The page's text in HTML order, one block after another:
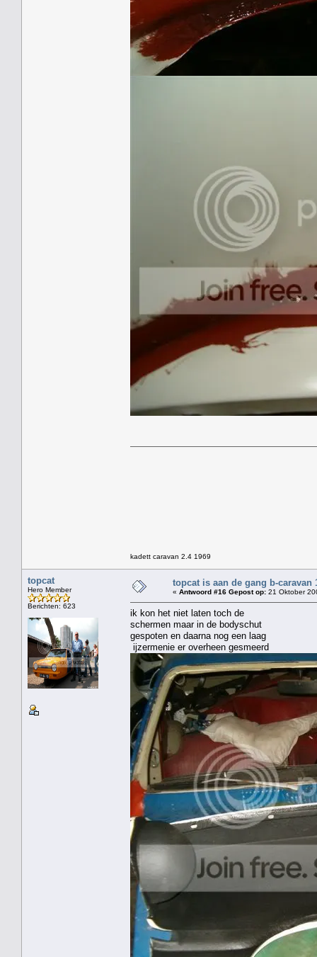
kadett caravan 2.4 1969
topcat
Hero Member
Berichten: 623
topcat is aan de gang b-caravan
« Antwoord #16 Gepost op: 21 Oktober
ik kon het niet laten toch de
schermen maar in de bodyschut
gespoten en daarna nog een laag
ijzermenie er overheen gesmeerd